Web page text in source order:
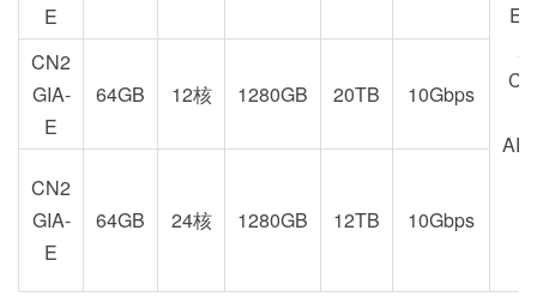
E
CN2
GIA-
E
64GB 12核 1280GB 20TB 10Gbps
CN2
GIA-
E
64GB 24核 1280GB 12TB 10Gbps